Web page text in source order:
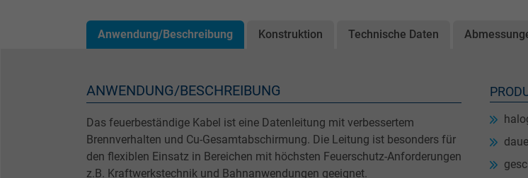
Anwendung/Beschreibung Konstruktion Technische Daten
ANWENDUNG/BESCHREIBUNG
Das feuerbeständige Kabel ist eine Datenleitung mit verbessertem
Brennverhalten und Cu-Gesamtabschirmung. Die Leitung ist besonders für
den flexiblen Einsatz in Bereichen mit höchsten Feuerschutz-Anforderungen
z.B. Kraftwerkstechnik und Bahnanwendungen geeignet.